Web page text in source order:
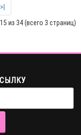
>|
из 34 (всего 3 страниц)